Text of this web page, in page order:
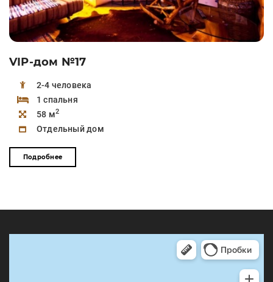
VIP-дом №17
2-4 человека
1 спальня
58 м2
Отдельный дом
Подробнее